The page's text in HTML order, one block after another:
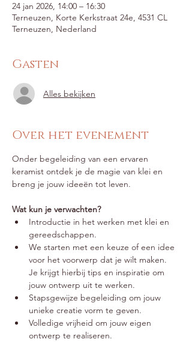
24 jan 2026, 14:00 – 16:30
Terneuzen, Korte Kerkstraat 24e, 4531 CL
Terneuzen, Nederland
Gasten
Alles bekijken
Over het evenement
Onder begeleiding van een ervaren
keramist ontdek je de magie van klei en
breng je jouw ideeën tot leven.
Wat kun je verwachten?
Introductie in het werken met klei en
gereedschappen.
We starten met een keuze of een idee
voor het voorwerp dat je wilt maken.
Je krijgt hierbij tips en inspiratie om
jouw ontwerp uit te werken.
Stapsgewijze begeleiding om jouw
unieke creatie vorm te geven.
Volledige vrijheid om jouw eigen
ontwerp te realiseren.